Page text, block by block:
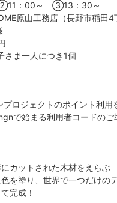
：00～ ③13：30～
原山工務店（長野市稲田4
ま一人につき1個
ロジェクトのポイント利用
で始まる利用者コードのご
カットされた木材をえらぶ
を塗り、世界で一つだけの
完成！